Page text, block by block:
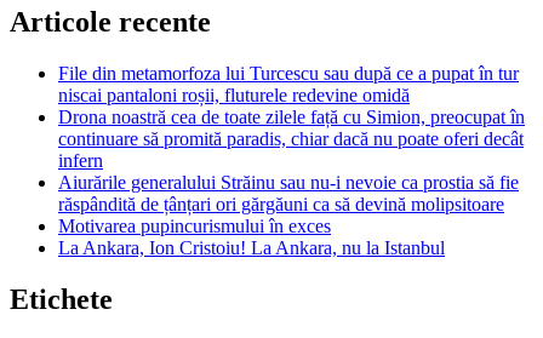
Articole recente
File din metamorfoza lui Turcescu sau după ce a pupat în tur
niscai pantaloni roșii, fluturele redevine omidă
Drona noastră cea de toate zilele față cu Simion, preocupat în
continuare să promită paradis, chiar dacă nu poate oferi decât
infern
Aiurările generalului Străinu sau nu-i nevoie ca prostia să fie
răspândită de țânțari ori gărgăuni ca să devină molipsitoare
Motivarea pupincurismului în exces
La Ankara, Ion Cristoiu! La Ankara, nu la Istanbul
Etichete